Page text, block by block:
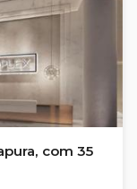
com 35